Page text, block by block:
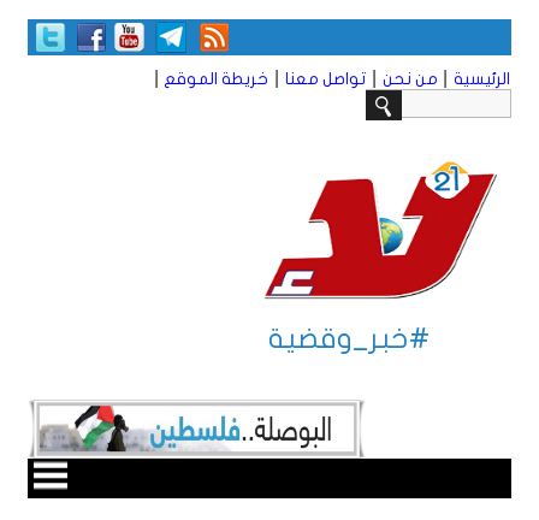
الرئيسية من نحن تواصل معنا خريطة الموقع
#خبر_وقضية